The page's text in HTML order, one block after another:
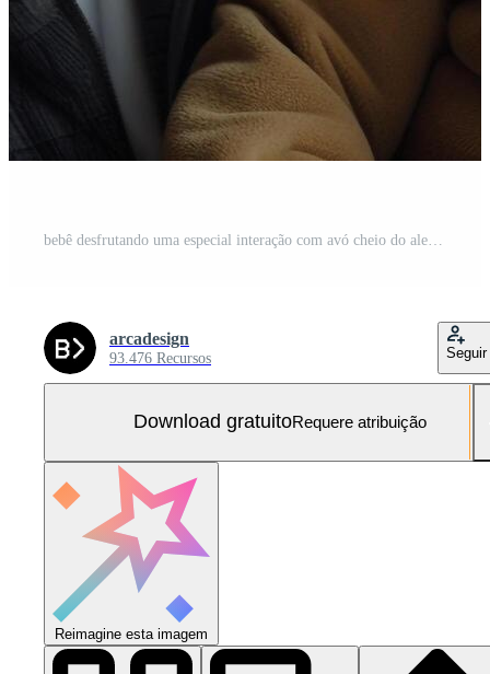
arcadesign
93.476 Recursos Seguir
Download gratuitoRequere atribuição
Reimagine esta imagem